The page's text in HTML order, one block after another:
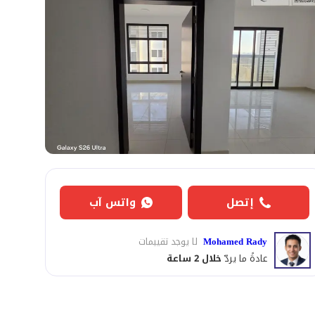
إتصل واتس آب
Mohamed Rady لا يوجد تقييمات
عادةً ما يردّخلال 2 ساعة